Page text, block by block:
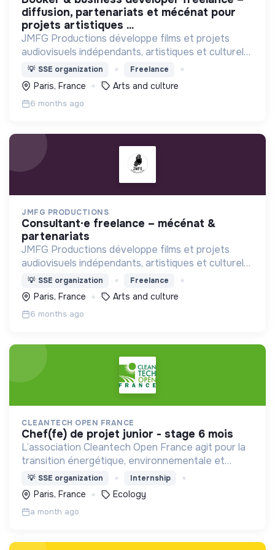
diffusion, partenariats et mécénat pour
projets artistiques ...
JMFG Productions développe films et projets
audiovisuels indépendants, artistiques et culturels.
Engagée dans l’ESS, elle soutient la création, la
culture et des projets porteurs de sens.
💡 SSE organization Freelance
Paris, France Arts and culture
6 months ago
JMFG PRODUCTIONS
consultant·e freelance – mécénat &
partenariats
JMFG Productions développe films et projets
audiovisuels indépendants, artistiques et culturels.
Engagée dans l’ESS, elle soutient la création, la
culture et des projets porteurs de sens.
💡 SSE organization Freelance
Paris, France Arts and culture
6 months ago
CLEANTECH OPEN FRANCE
chef(fe) de projet junior - stage 6 mois
L’association Cleantech Open France agit pour la
transition énergétique, environnementale et
climatique par le développement des technologies
propres. Ecosystème de 650 entreprises éco-
innovantes.
💡 SSE organization Internship
Paris, France Ecology
a month ago